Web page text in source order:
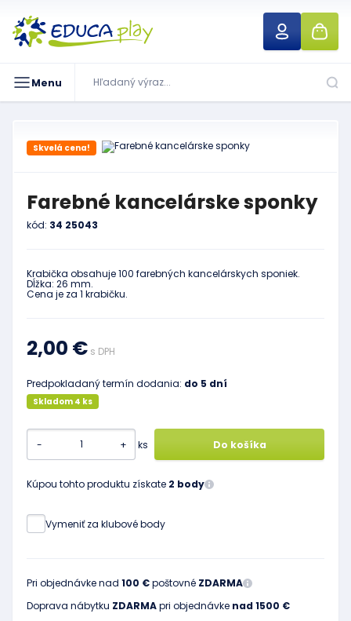
Menu
Skvelá cena!
Farebné kancelárske sponky
kód: 34 25043
Krabička obsahuje 100 farebných kancelárskych sponiek.
Dĺžka: 26 mm.
Cena je za 1 krabičku.
2,00 € s DPH
Predpokladaný termín dodania: do 5 dní
Skladom 4 ks
- + ks Do košíka
Kúpou tohto produktu získate 2 body
Vymeniť za klubové body
Pri objednávke nad 100 €poštovné ZDARMA
Doprava nábytku ZDARMApri objednávke nad 1500 €